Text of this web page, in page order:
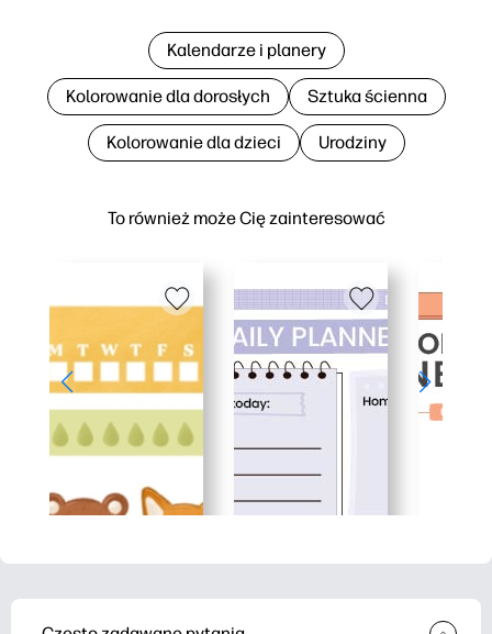
To również może Cię zainteresować
Kalendarze i planery
Kolorowanie dla dorosłych Sztuka ścienna
Kolorowanie dla dzieci Urodziny